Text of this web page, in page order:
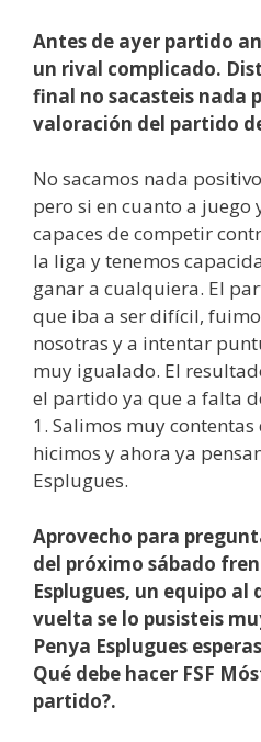
Antes de ayer partido
un rival complicado.
final no sacasteis nada
valoración del partido
No sacamos nada
pero si en cuanto a juego
capaces de competir
la liga y tenemos
ganar a cualquiera. El
que iba a ser difícil,
nosotras y a intentar
muy igualado. El
el partido ya que a falta
1. Salimos muy
hicimos y ahora ya
Esplugues.
Aprovecho para
del próximo sábado
Esplugues, un equipo al
vuelta se lo pusisteis
Penya Esplugues
Qué debe hacer FSF
partido?.